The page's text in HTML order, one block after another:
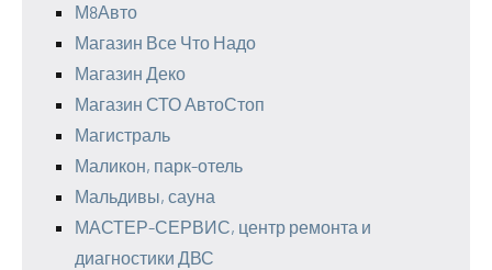
М8Авто
Магазин Все Что Надо
Магазин Деко
Магазин СТО АвтоСтоп
Магистраль
Маликон, парк-отель
Мальдивы, сауна
МАСТЕР-СЕРВИС, центр ремонта и
диагностики ДВС